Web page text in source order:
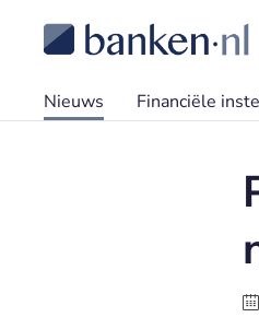
Nieuws Financiële